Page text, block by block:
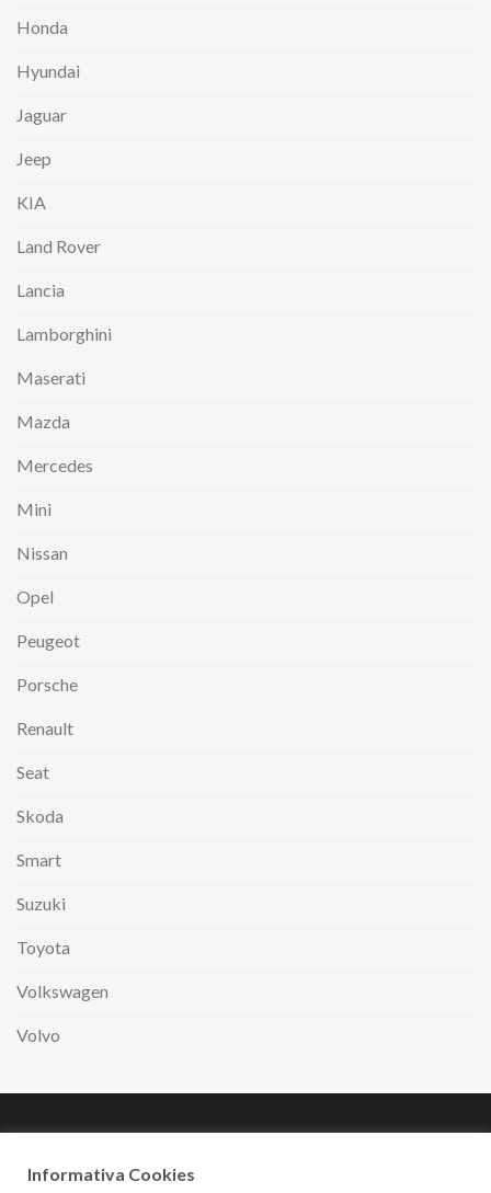
Honda
Hyundai
Jaguar
Jeep
KIA
Land Rover
Lancia
Lamborghini
Maserati
Mazda
Mercedes
Mini
Nissan
Opel
Peugeot
Porsche
Renault
Seat
Skoda
Smart
Suzuki
Toyota
Volkswagen
Volvo
Paga comodamente
a rate con
Informativa Cookies